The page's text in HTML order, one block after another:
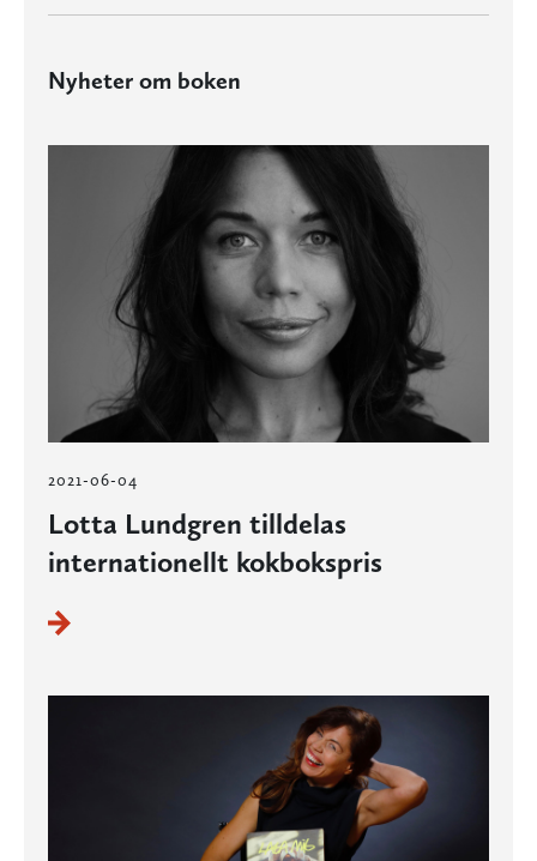
Nyheter om boken
2021-06-04
Lotta Lundgren tilldelas
internationellt kokbokspris